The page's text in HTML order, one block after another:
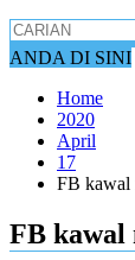
ANDA DI SINI
Home
2020
April
17
FB kawal
FB kawal